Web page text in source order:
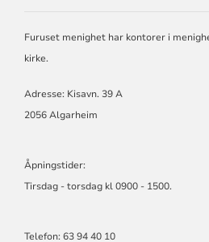
Furuset menighet har kontorer i
kirke.
Adresse: Kisavn. 39 A
2056 Algarheim
Åpningstider:
Tirsdag - torsdag kl 0900 - 1500.
Telefon: 63 94 40 10